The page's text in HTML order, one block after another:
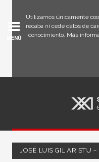
Utilizamos únicamente
recaba ni cede datos de
conocimiento. Más
MENÚ
JOSÉ LUIS GIL ARISTU